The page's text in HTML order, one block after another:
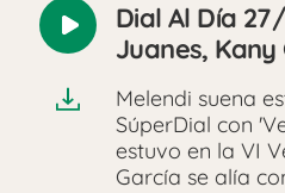
Reproducir
audio
Dial Al Día
Juanes, Kany
Melendi suena
SúperDial con
estuvo en la VI
García se alía